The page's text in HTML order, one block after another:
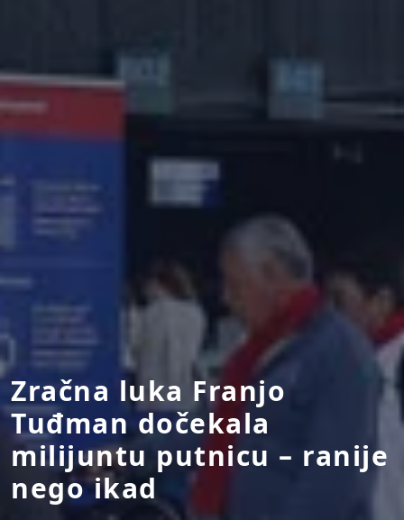
Zračna luka Franjo
Tuđman dočekala
milijuntu putnicu – ranije
nego ikad